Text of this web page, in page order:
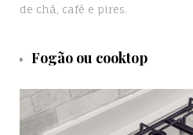
de chá, café e pires.
Fogão ou cooktop